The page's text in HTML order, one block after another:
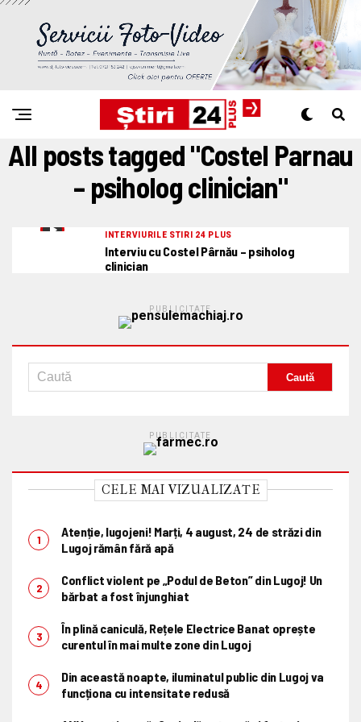
All posts tagged "Costel Parnau
– psiholog clinician"
INTERVIURILE STIRI 24 PLUS
Interviu cu Costel Pârnău – psiholog
clinician
PUBLICITATE
PUBLICITATE
CELE MAI VIZUALIZATE
Atenție, lugojeni! Marți, 4 august, 24 de străzi din
Lugoj rămân fără apă
Conflict violent pe „Podul de Beton” din Lugoj! Un
bărbat a fost înjunghiat
În plină caniculă, Rețele Electrice Banat oprește
curentul în mai multe zone din Lugoj
Din această noapte, iluminatul public din Lugoj va
funcționa cu intensitate redusă